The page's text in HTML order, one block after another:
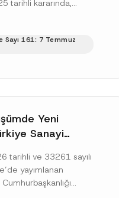
tarihli kararında,
icranın geri
karar...[Devamını Oku]
Sayı 161: 7 Temmuz
Yeni
Sanayi
tarihli ve 33261 sayılı
yayımlanan